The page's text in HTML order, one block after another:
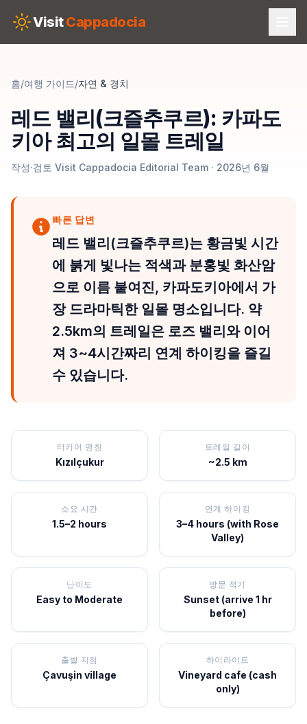
VisitCappadocia
홈/여행 가이드/자연 & 경치
레드 밸리(크즐추쿠르): 카파도
키아 최고의 일몰 트레일
작성·검토 Visit Cappadocia Editorial Team · 2026년 6월
빠른 답변
레드 밸리(크즐추쿠르)는 황금빛 시간
에 붉게 빛나는 적색과 분홍빛 화산암
으로 이름 붙여진, 카파도키아에서 가
장 드라마틱한 일몰 명소입니다. 약
2.5km의 트레일은 로즈 밸리와 이어
져 3~4시간짜리 연계 하이킹을 즐길
수 있습니다.
터키어 명칭
Kızılçukur
트레일 길이
~2.5 km
소요 시간
1.5–2 hours
연계 하이킹
3–4 hours (with Rose
Valley)
난이도
Easy to Moderate
방문 적기
Sunset (arrive 1 hr
before)
출발 지점
Çavuşin village
하이라이트
Vineyard cafe (cash
only)